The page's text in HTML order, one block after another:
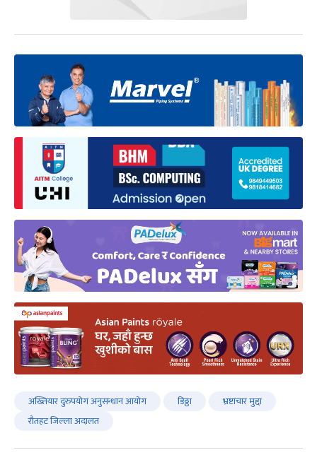
अख्तियार दुरुपयोग अनुसन्धान आयोग डिठ्ठा
भ्रष्टाचार मुद्दा
रौतहट जिल्ला अदालत